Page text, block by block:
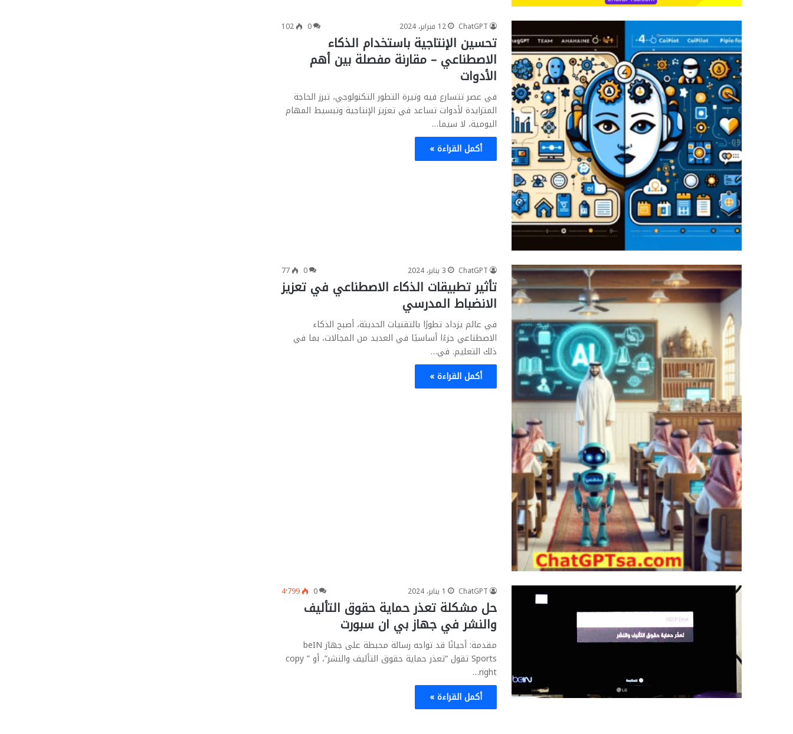
ChatGPT 12 فبراير، 2024 0
102
تحسين الإنتاجية باستخدام الذكاء
الاصطناعي – مقارنة مفصلة بين أهم
الأدوات
في عصر تتسارع فيه وتيرة التطور التكنولوجي، تبرز الحاجة
المتزايدة لأدوات تساعد في تعزيز الإنتاجية وتبسيط المهام
اليومية، لا سيما…
أكمل القراءة »
ChatGPT 3 يناير، 2024 0
77
تأثير تطبيقات الذكاء الاصطناعي في تعزيز
الانضباط المدرسي
في عالم يزداد تطورًا بالتقنيات الحديثة، أصبح الذكاء
الاصطناعي جزءًا أساسيًا في العديد من المجالات، بما في
ذلك التعليم. في…
أكمل القراءة »
ChatGPT 1 يناير، 2024 0 4٬799
حل مشكلة تعذر حماية حقوق التأليف
والنشر في جهاز بي ان سبورت
مقدمة: أحيانًا قد تواجه رسالة محبطة على جهاز beIN
Sports تقول “تعذر حماية حقوق التأليف والنشر”، أو ” copy
right…
أكمل القراءة »